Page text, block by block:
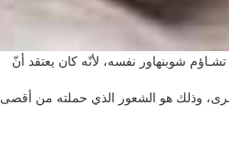
شوبنهاور نفسه، لأنّه كان يعتقد أنّ
وذلك هو الشعور الذي حملته من أقصى